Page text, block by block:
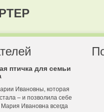
птичка для семьи
Ивановны, которая
– и позволила себе
Мария Ивановна всегда